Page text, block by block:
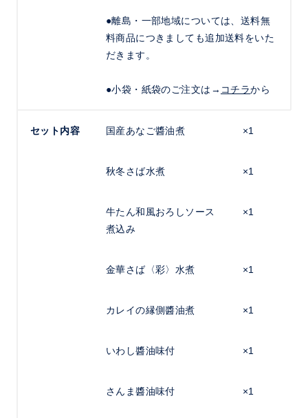
●離島・一部地域については、送料無
料商品につきましても追加送料をいた
だきます。
●小袋・紙袋のご注文は→ コチラから
セット内容 国産あなご醬油煮 ×1
秋冬さば水煮 ×1
牛たん和風おろしソース
煮込み
×1
金華さば〈彩〉水煮 ×1
カレイの縁側醬油煮 ×1
いわし醬油味付 ×1
さんま醬油味付 ×1